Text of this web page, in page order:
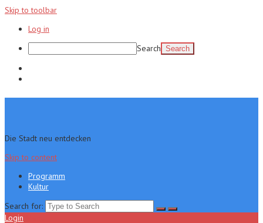
Skip to toolbar
Log in
Search
Die Stadt neu entdecken
Skip to content
Programm
Kultur
Search for:
Login